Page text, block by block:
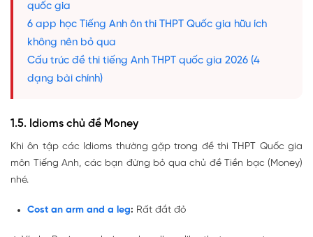
quốc gia
6 app học Tiếng Anh ôn thi THPT Quốc gia hữu ích
không nên bỏ qua
Cấu trúc đề thi tiếng Anh THPT quốc gia 2026 (4
dạng bài chính)
1.5. Idioms chủ đề Money
Khi ôn tập các Idioms thường gặp trong đề thi THPT Quốc gia
môn Tiếng Anh, các bạn đừng bỏ qua chủ đề Tiền bạc (Money)
nhé.
Cost an arm and a leg: Rất đắt đỏ